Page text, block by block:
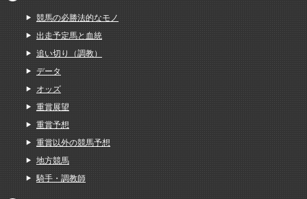
競馬の必勝法的なモノ
出走予定馬と血統
追い切り（調教）
データ
オッズ
重賞展望
重賞予想
重賞以外の競馬予想
地方競馬
騎手・調教師